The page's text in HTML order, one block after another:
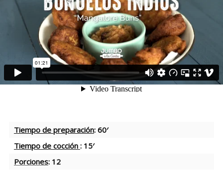
Tiempo de preparación: 60′
Tiempo de cocción : 15′
Porciones: 12